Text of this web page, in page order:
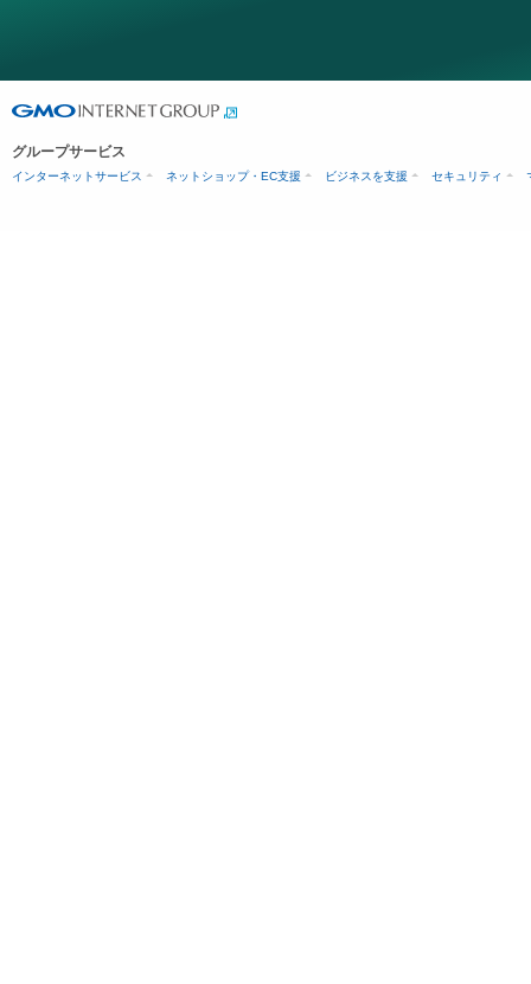
グループサービス
インターネットサービス ネットショップ・EC支援 ビジネスを支援 セキュリティ